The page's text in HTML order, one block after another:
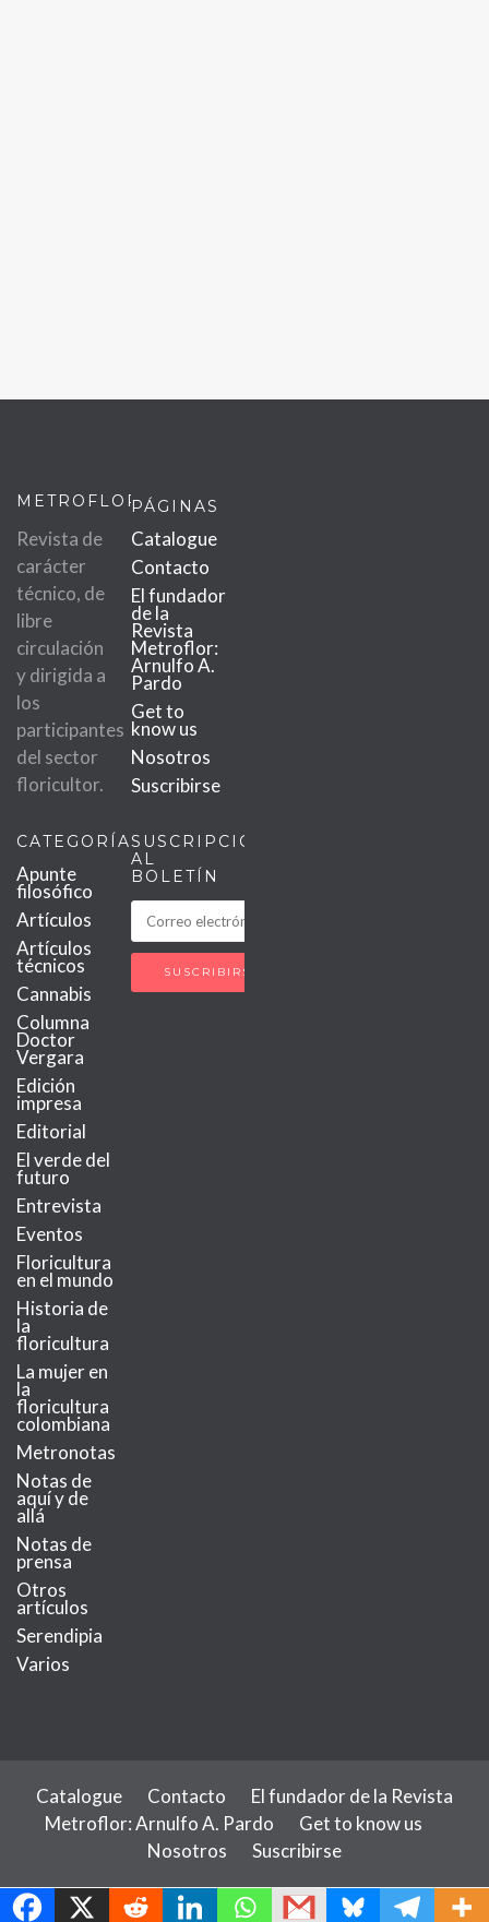
METROFLOR
Revista de
carácter
técnico, de
libre
circulación
y dirigida a
los
participantes
del sector
floricultor.
PÁGINAS
Catalogue
Contacto
El fundador
de la
Revista
Metroflor:
Arnulfo A.
Pardo
Get to
know us
Nosotros
Suscribirse
CATEGORÍAS
Apunte
filosófico
Artículos
Artículos
técnicos
Cannabis
Columna
Doctor
Vergara
Edición
impresa
Editorial
El verde del
futuro
Entrevista
Eventos
Floricultura
en el mundo
Historia de
la
floricultura
La mujer en
la
floricultura
colombiana
Metronotas
Notas de
aquí y de
allá
Notas de
prensa
Otros
artículos
Serendipia
Varios
SUSCRIPCIÓN
AL
BOLETÍN
Catalogue Contacto
El fundador de la Revista
Metroflor: Arnulfo A. Pardo
Get to know us
Nosotros
Suscribirse